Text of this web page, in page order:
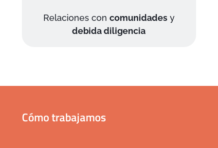
Relaciones con comunidadesy
debida diligencia
Cómo trabajamos